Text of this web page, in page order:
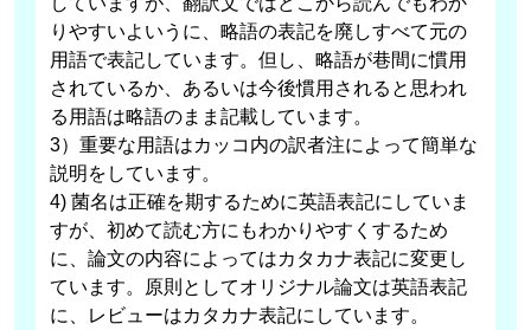
りやすいよいうに、略語の表記を廃しすべて元の
用語で表記しています。但し、略語が巷間に慣用
されているか、あるいは今後慣用されると思われ
る用語は略語のまま記載しています。
3）重要な用語はカッコ内の訳者注によって簡単な
説明をしています。
4) 菌名は正確を期するために英語表記にしていま
すが、初めて読む方にもわかりやすくするため
に、論文の内容によってはカタカナ表記に変更し
ています。原則としてオリジナル論文は英語表記
に、レビューはカタカナ表記にしています。